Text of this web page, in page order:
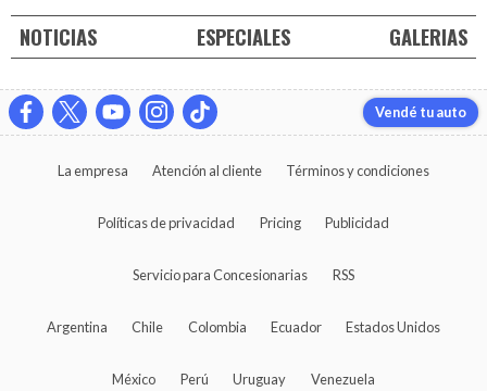
NOTICIAS ESPECIALES GALERIAS
Vendé tu auto
La empresa Atención al cliente Términos y condiciones
Políticas de privacidad Pricing Publicidad
Servicio para Concesionarias RSS
Argentina Chile Colombia Ecuador Estados Unidos
México Perú Uruguay Venezuela